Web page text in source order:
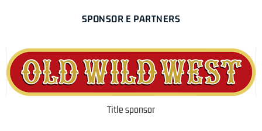
SPONSOR E PARTNERS
Title sponsor